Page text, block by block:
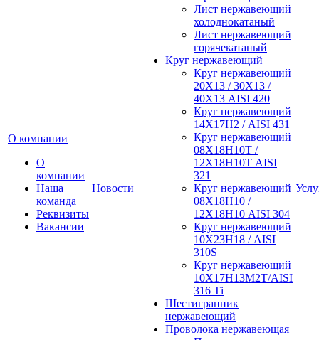
О компании
О
компании
Наша
команда
Реквизиты
Вакансии
Новости
Лист нержавеющий
холоднокатаный
Лист нержавеющий
горячекатаный
Круг нержавеющий
Круг нержавеющий
20Х13 / 30Х13 /
40Х13 AISI 420
Круг нержавеющий
14Х17Н2 / AISI 431
Круг нержавеющий
08Х18Н10Т /
12Х18Н10Т AISI
321
Круг нержавеющий
08Х18Н10 /
12Х18Н10 AISI 304
Круг нержавеющий
10Х23Н18 / AISI
310S
Круг нержавеющий
10Х17Н13М2Т/AISI
316 Тi
Шестигранник
нержавеющий
Проволока нержавеющая